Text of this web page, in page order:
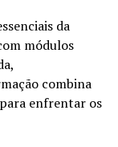
da
módulos
combina
enfrentar os